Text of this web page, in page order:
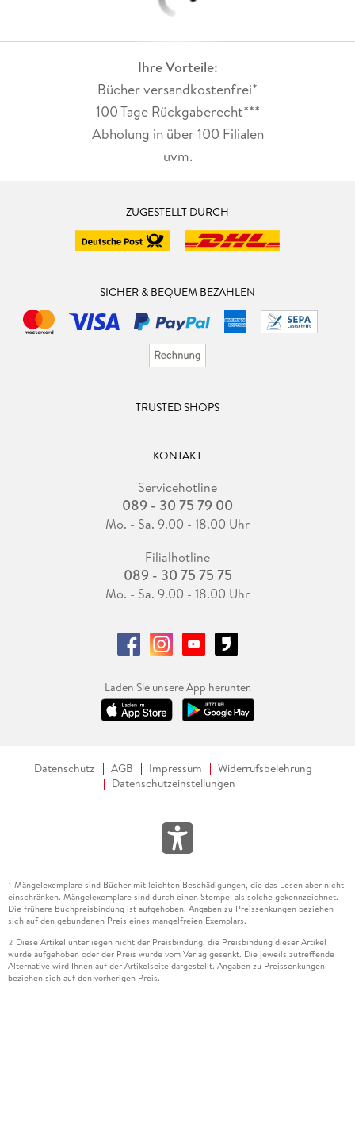
Ihre Vorteile:
Bücher versandkostenfrei*
100 Tage Rückgaberecht***
Abholung in über 100 Filialen
uvm.
ZUGESTELLT DURCH
SICHER & BEQUEM BEZAHLEN
TRUSTED SHOPS
KONTAKT
Servicehotline
089 - 30 75 79 00
Mo. - Sa. 9.00 - 18.00 Uhr
Filialhotline
089 - 30 75 75 75
Mo. - Sa. 9.00 - 18.00 Uhr
Laden Sie unsere App herunter.
Datenschutz AGB Impressum
Widerrufsbelehrung
Datenschutzeinstellungen
1 Mängelexemplare sind Bücher mit leichten Beschädigungen, die das Lesen aber nicht
einschränken. Mängelexemplare sind durch einen Stempel als solche gekennzeichnet.
Die frühere Buchpreisbindung ist aufgehoben. Angaben zu Preissenkungen beziehen
sich auf den gebundenen Preis eines mangelfreien Exemplars.
2 Diese Artikel unterliegen nicht der Preisbindung, die Preisbindung dieser Artikel
wurde aufgehoben oder der Preis wurde vom Verlag gesenkt. Die jeweils zutreffende
Alternative wird Ihnen auf der Artikelseite dargestellt. Angaben zu Preissenkungen
beziehen sich auf den vorherigen Preis.